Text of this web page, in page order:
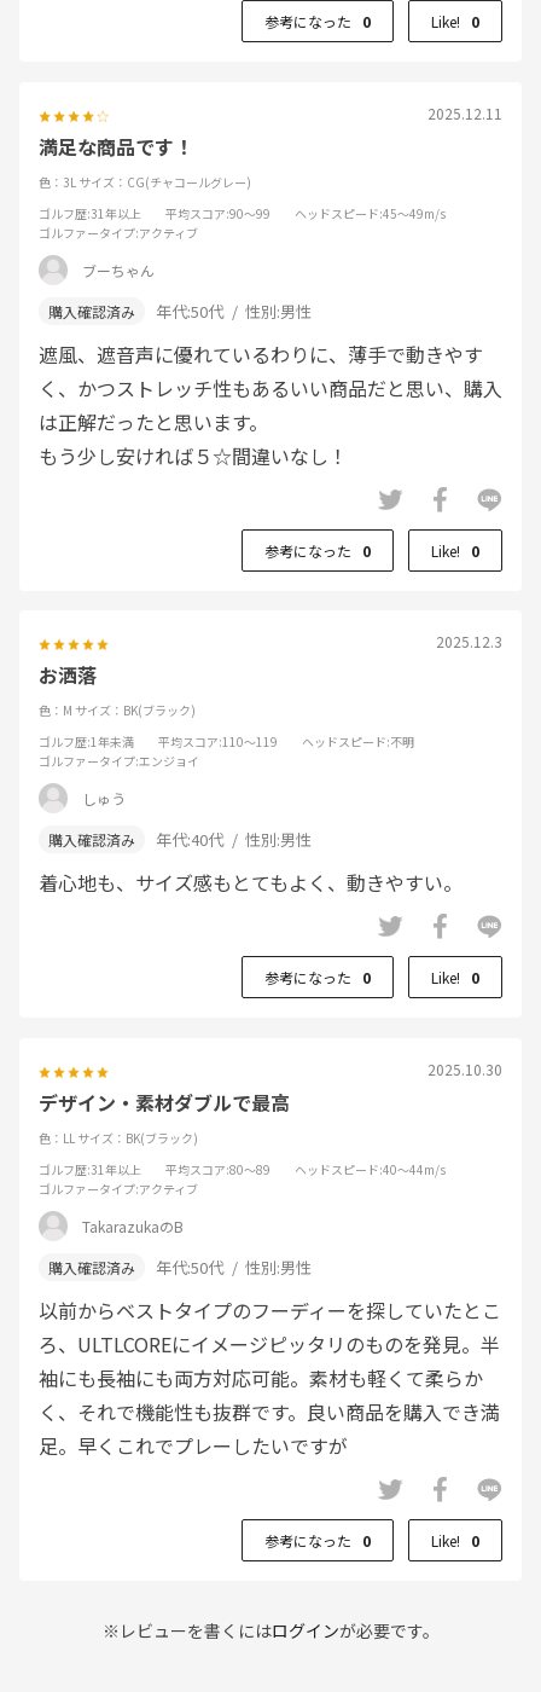
参考になった 0 Like! 0
2025.12.11
満足な商品です！
色：3L サイズ：CG(チャコールグレー)
ゴルフ歴:31年以上 平均スコア:90～99 ヘッドスピード:45～49m/s
ゴルファータイプ:アクティブ
ブーちゃん
年代:50代 性別:男性
遮風、遮音声に優れているわりに、薄手で動きやす
く、かつストレッチ性もあるいい商品だと思い、購入
は正解だったと思います。
もう少し安ければ５☆間違いなし！
参考になった 0 Like! 0
2025.12.3
お洒落
色：M サイズ：BK(ブラック)
ゴルフ歴:1年未満 平均スコア:110～119 ヘッドスピード:不明
ゴルファータイプ:エンジョイ
しゅう
年代:40代 性別:男性
着心地も、サイズ感もとてもよく、動きやすい。
参考になった 0 Like! 0
2025.10.30
デザイン・素材ダブルで最高
色：LL サイズ：BK(ブラック)
ゴルフ歴:31年以上 平均スコア:80～89 ヘッドスピード:40～44m/s
ゴルファータイプ:アクティブ
TakarazukaのB
年代:50代 性別:男性
以前からベストタイプのフーディーを探していたとこ
ろ、ULTLCOREにイメージピッタリのものを発見。半
袖にも長袖にも両方対応可能。素材も軽くて柔らか
く、それで機能性も抜群です。良い商品を購入でき満
足。早くこれでプレーしたいですが
参考になった 0 Like! 0
※レビューを書くにはログインが必要です。